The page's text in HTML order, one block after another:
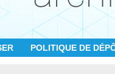
POLITIQUE DE